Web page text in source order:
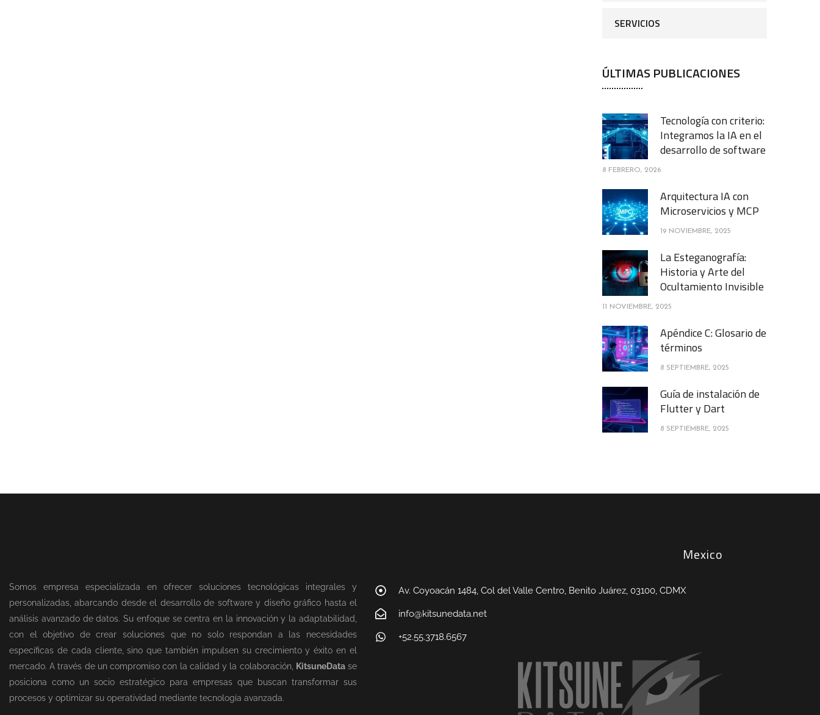
SERVICIOS
ÚLTIMAS PUBLICACIONES
Tecnología con criterio:
Integramos la IA en el
desarrollo de software
8 FEBRERO, 2026
Arquitectura IA con
Microservicios y MCP
19 NOVIEMBRE, 2025
La Esteganografía:
Historia y Arte del
Ocultamiento Invisible
11 NOVIEMBRE, 2025
Apéndice C: Glosario de
términos
8 SEPTIEMBRE, 2025
Guía de instalación de
Flutter y Dart
8 SEPTIEMBRE, 2025
Somos empresa especializada en ofrecer soluciones tecnológicas integrales y
personalizadas, abarcando desde el desarrollo de software y diseño gráfico hasta el
análisis avanzado de datos. Su enfoque se centra en la innovación y la adaptabilidad,
con el objetivo de crear soluciones que no solo respondan a las necesidades
específicas de cada cliente, sino que también impulsen su crecimiento y éxito en el
mercado. A través de un compromiso con la calidad y la colaboración, KitsuneDatase
posiciona como un socio estratégico para empresas que buscan transformar sus
procesos y optimizar su operatividad mediante tecnología avanzada.
Mexico
Av. Coyoacán 1484, Col del Valle Centro, Benito Juárez, 03100, CDMX
info@kitsunedata.net
+52.55.3718.6567